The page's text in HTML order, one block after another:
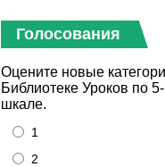
Голосования
Оцените новые
Библиотеке Уроков по
шкале.
1
2